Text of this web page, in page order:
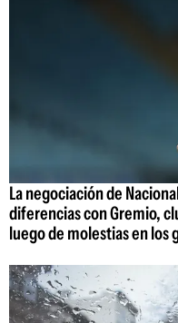
La negociación de
diferencias con Gremio,
luego de molestias en los